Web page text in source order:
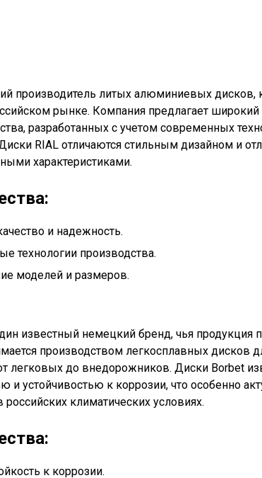
производитель литых алюминиевых дисков,
рынке. Компания предлагает широкий
разработанных с учетом современных
RIAL отличаются стильным дизайном и
характеристиками.
и надежность.
технологии производства.
моделей и размеров.
известный немецкий бренд, чья продукция
производством легкосплавных дисков
легковых до внедорожников. Диски Borbet
и устойчивостью к коррозии, что особенно
российских климатических условиях.
к коррозии.